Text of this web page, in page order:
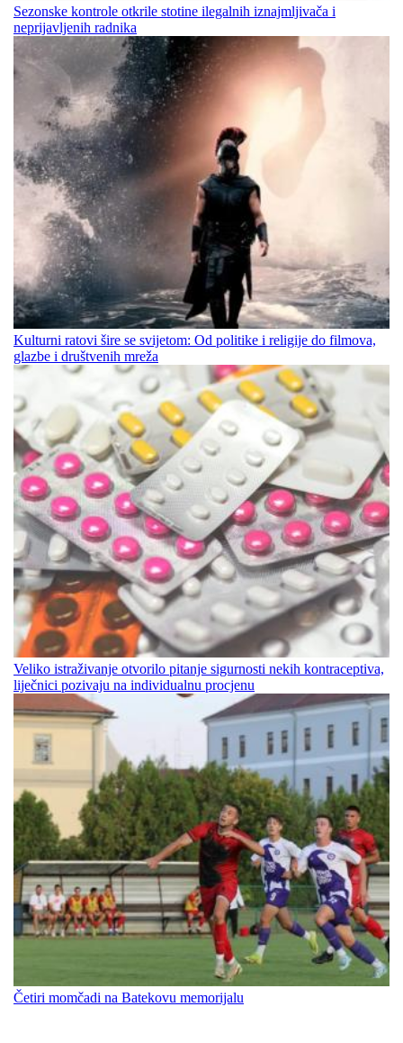
Sezonske kontrole otkrile stotine ilegalnih iznajmljivača i
neprijavljenih radnika
Kulturni ratovi šire se svijetom: Od politike i religije do filmova,
glazbe i društvenih mreža
Veliko istraživanje otvorilo pitanje sigurnosti nekih kontraceptiva,
liječnici pozivaju na individualnu procjenu
Četiri momčadi na Batekovu memorijalu